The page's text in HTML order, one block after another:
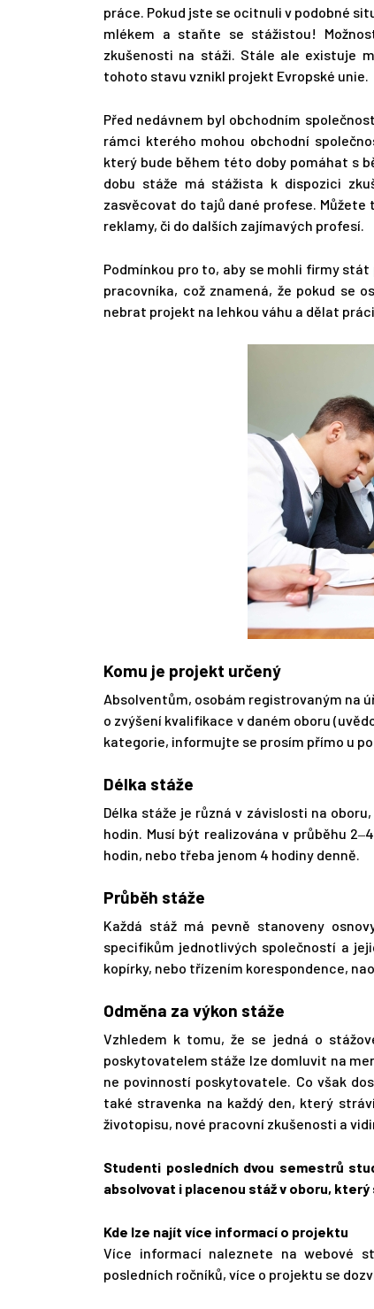
práce. Pokud jste se ocitnuli v podobné
mlékem a staňte se stážistou!
zkušenosti na stáži. Stále ale existuje
tohoto stavu vznikl projekt Evropské unie.
Před nedávnem byl obchodním
rámci kterého mohou obchodní
který bude během této doby pomáhat s
dobu stáže má stážista k dispozici
zasvěcovat do tajů dané profese.
reklamy, či do dalších zajímavých profesí.
Podmínkou pro to, aby se mohli firmy
pracovníka, což znamená, že pokud se
nebrat projekt na lehkou váhu a dělat
Komu je projekt určený
Absolventům, osobám registrovaným na
o zvýšení kvalifikace v daném oboru
kategorie, informujte se prosím přímo u
Délka stáže
Délka stáže je různá v závislosti na
hodin. Musí být realizována v průběhu 2–
hodin, nebo třeba jenom 4 hodiny denně.
Průběh stáže
Každá stáž má pevně stanoveny
specifikům jednotlivých společností a
kopírky, nebo třízením korespondence,
Odměna za výkon stáže
Vzhledem k tomu, že se jedná o
poskytovatelem stáže lze domluvit na
ne povinností poskytovatele. Co však
také stravenka na každý den, který
životopisu, nové pracovní zkušenosti a
Studenti posledních dvou semestrů
absolvovat i placenou stáž v oboru,
Kde lze najít více informací o projektu
Více informací naleznete na webové
posledních ročníků, více o projektu se